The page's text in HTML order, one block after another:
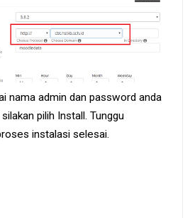
nama admin dan password anda
pilih Install. Tunggu
instalasi selesai.